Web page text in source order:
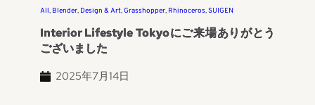
All, Blender, Design & Art, Grasshopper, Rhinoceros, SUIGEN
Interior Lifestyle Tokyoにご来場ありがとう
ございました
2025年7月14日